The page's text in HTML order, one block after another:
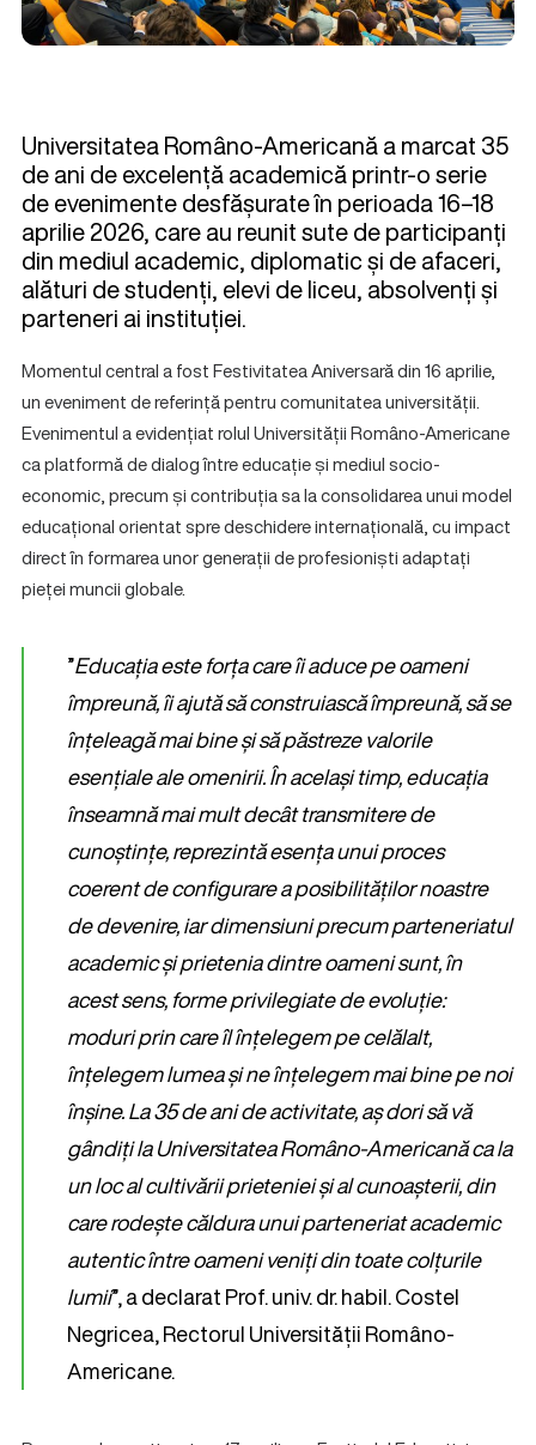
Universitatea Româno-Americană a marcat 35
de ani de excelență academică printr-o serie
de evenimente desfășurate în perioada 16–18
aprilie 2026, care au reunit sute de participanți
din mediul academic, diplomatic și de afaceri,
alături de studenți, elevi de liceu, absolvenți și
parteneri ai instituției.
Momentul central a fost Festivitatea Aniversară din 16 aprilie,
un eveniment de referință pentru comunitatea universității.
Evenimentul a evidențiat rolul Universității Româno-Americane
ca platformă de dialog între educație și mediul socio-
economic, precum și contribuția sa la consolidarea unui model
educațional orientat spre deschidere internațională, cu impact
direct în formarea unor generații de profesioniști adaptați
pieței muncii globale.
”Educația este forța care îi aduce pe oameni
împreună, îi ajută să construiască împreună, să se
înțeleagă mai bine și să păstreze valorile
esențiale ale omenirii. În același timp, educația
înseamnă mai mult decât transmitere de
cunoștințe, reprezintă esența unui proces
coerent de configurare a posibilităților noastre
de devenire, iar dimensiuni precum parteneriatul
academic și prietenia dintre oameni sunt, în
acest sens, forme privilegiate de evoluție:
moduri prin care îl înțelegem pe celălalt,
înțelegem lumea și ne înțelegem mai bine pe noi
înșine. La 35 de ani de activitate, aș dori să vă
gândiți la Universitatea Româno-Americană ca la
un loc al cultivării prieteniei și al cunoașterii, din
care rodește căldura unui parteneriat academic
autentic între oameni veniți din toate colțurile
lumii”, a declarat Prof. univ. dr. habil. Costel
Negricea, Rectorul Universității Româno-
Americane.